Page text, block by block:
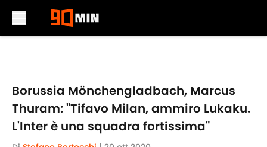
Borussia Mönchengladbach, Marcus
Thuram: "Tifavo Milan, ammiro Lukaku.
L'Inter è una squadra fortissima"